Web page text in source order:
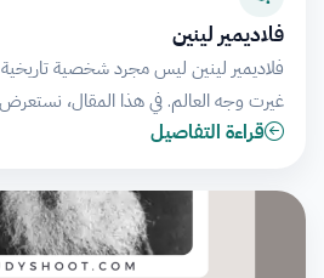
فلاديمير لينين
فلاديمير لينين ليس مجرد شخصية
غيرت وجه العالم. في هذا المقال،
قراءة التفاصيل